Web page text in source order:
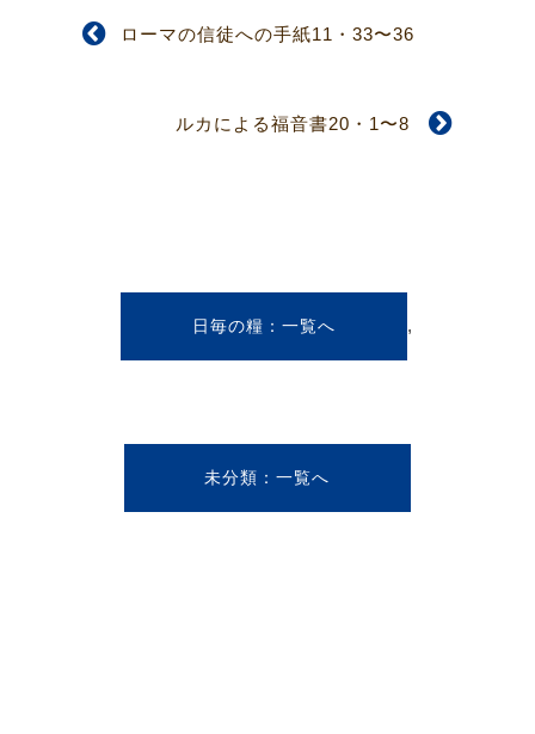
ローマの信徒への手紙11・33〜36
ルカによる福音書20・1〜8
日毎の糧 ,
未分類